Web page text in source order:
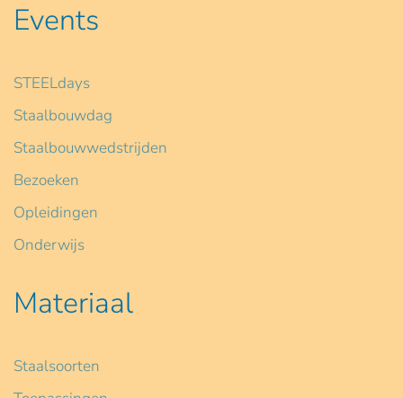
Events
STEELdays
Staalbouwdag
Staalbouwwedstrijden
Bezoeken
Opleidingen
Onderwijs
Materiaal
Staalsoorten